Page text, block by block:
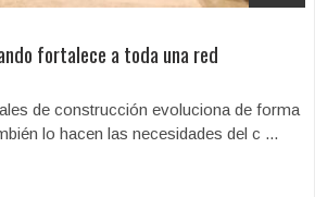
fortalece a toda una red
de construcción evoluciona de forma
lo hacen las necesidades del c ...